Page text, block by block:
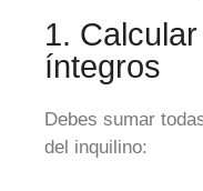
1.
íntegros
Debes sumar
del inquilino: